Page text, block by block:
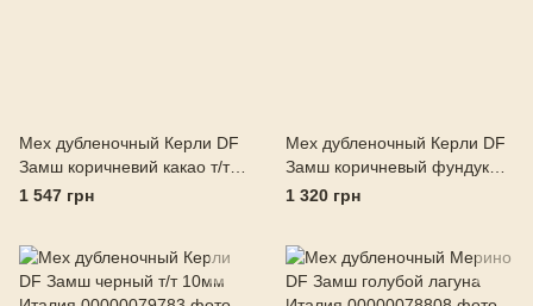
Мех дубленочный Керли DF
Замш коричневий какао т/т
Италия
1 547 грн
Мех дубленочный Керли DF
Замш коричневый фундук
Италия
1 320 грн